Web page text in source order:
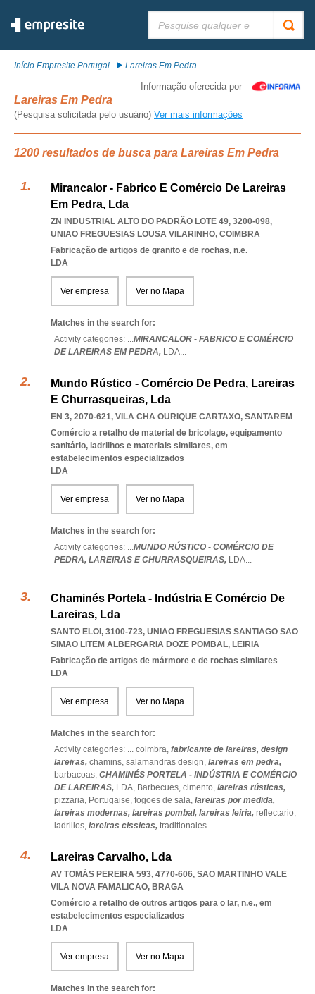
Início Empresite Portugal Lareiras Em Pedra
Informação oferecida por
Lareiras Em Pedra
(Pesquisa solicitada pelo usuário) Ver mais informações
1200 resultados de busca para Lareiras Em Pedra
Mirancalor - Fabrico E Comércio De Lareiras
Em Pedra, Lda
ZN INDUSTRIAL ALTO DO PADRÃO LOTE 49, 3200-098,
UNIAO FREGUESIAS LOUSA VILARINHO, COIMBRA
Fabricação de artigos de granito e de rochas, n.e.
LDA
Ver empresa Ver no Mapa
Matches in the search for:
Activity categories: ...MIRANCALOR - FABRICO E COMÉRCIO
DE LAREIRAS EM PEDRA, LDA...
Mundo Rústico - Comércio De Pedra, Lareiras
E Churrasqueiras, Lda
EN 3, 2070-621, VILA CHA OURIQUE CARTAXO, SANTAREM
Comércio a retalho de material de bricolage, equipamento
sanitário, ladrilhos e materiais similares, em
estabelecimentos especializados
LDA
Ver empresa Ver no Mapa
Matches in the search for:
Activity categories: ...MUNDO RÚSTICO - COMÉRCIO DE
PEDRA, LAREIRAS E CHURRASQUEIRAS, LDA...
Chaminés Portela - Indústria E Comércio De
Lareiras, Lda
SANTO ELOI, 3100-723, UNIAO FREGUESIAS SANTIAGO SAO
SIMAO LITEM ALBERGARIA DOZE POMBAL, LEIRIA
Fabricação de artigos de mármore e de rochas similares
LDA
Ver empresa Ver no Mapa
Matches in the search for:
Activity categories: ... coimbra, fabricante de lareiras, design
lareiras, chamins, salamandras design, lareiras em pedra,
barbacoas, CHAMINÉS PORTELA - INDÚSTRIA E COMÉRCIO
DE LAREIRAS, LDA, Barbecues, cimento, lareiras rústicas,
pizzaria, Portugaise, fogoes de sala, lareiras por medida,
lareiras modernas, lareiras pombal, lareiras leiria, reflectario,
ladrillos, lareiras clssicas, traditionales...
Lareiras Carvalho, Lda
AV TOMÁS PEREIRA 593, 4770-606, SAO MARTINHO VALE
VILA NOVA FAMALICAO, BRAGA
Comércio a retalho de outros artigos para o lar, n.e., em
estabelecimentos especializados
LDA
Ver empresa Ver no Mapa
Matches in the search for: